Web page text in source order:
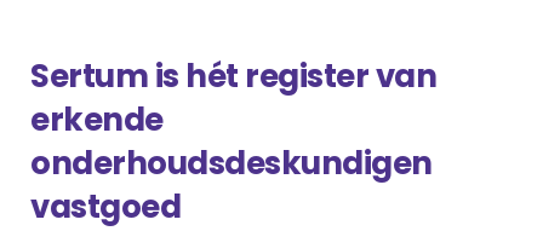
Sertum is hét register van
erkende
onderhoudsdeskundigen
vastgoed